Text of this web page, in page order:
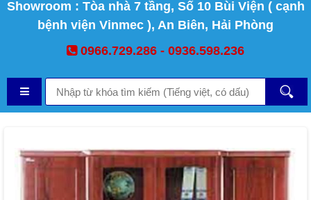
Showroom : Tòa nhà 7 tầng, Số 10 Bùi Viện ( cạnh
bệnh viện Vinmec ), An Biên, Hải Phòng
0966.729.286 - 0936.598.236